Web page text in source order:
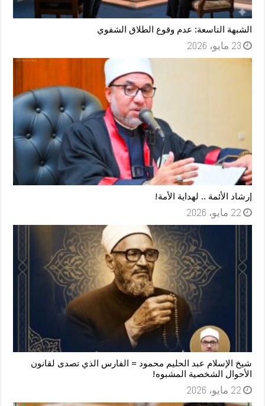
الشبهة التاسعة: عدم وقوع الطلاق الشفوي
23 مايو، 2026
إرشاد الأئمة .. لهداية الأمة!
22 مايو، 2026
شيخ الإسلام عبد الحليم محمود = الفارس الذي تصدى لقانون
الأحوال الشخصية المشبوه!
22 مايو، 2026